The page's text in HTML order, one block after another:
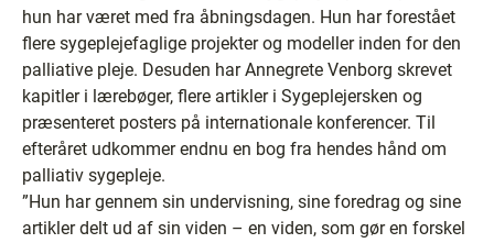
hun har været med fra åbningsdagen. Hun har forestået
flere sygeplejefaglige projekter og modeller inden for den
palliative pleje. Desuden har Annegrete Venborg skrevet
kapitler i lærebøger, flere artikler i Sygeplejersken og
præsenteret posters på internationale konferencer. Til
efteråret udkommer endnu en bog fra hendes hånd om
palliativ sygepleje.
”Hun har gennem sin undervisning, sine foredrag og sine
artikler delt ud af sin viden – en viden, som gør en forskel